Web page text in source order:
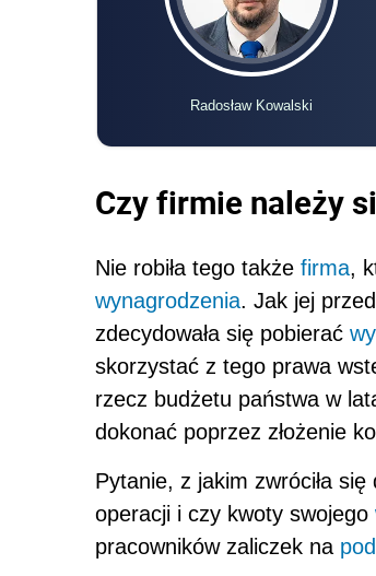
Radosław Kowalski
Czy firmie należy
Nie robiła tego także firma,
wynagrodzenia. Jak jej
zdecydowała się pobierać
skorzystać z tego prawa
rzecz budżetu państwa w
dokonać poprzez złożenie
Pytanie, z jakim zwróciła
operacji i czy kwoty swojego
pracowników zaliczek na